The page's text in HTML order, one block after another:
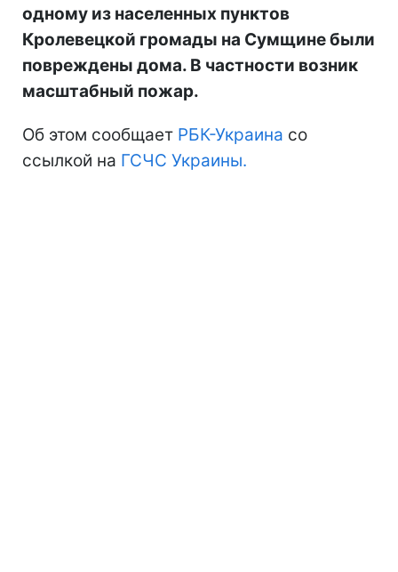
одному из населенных пунктов
Кролевецкой громады на Сумщине были
повреждены дома. В частности возник
масштабный пожар.
Об этом сообщает РБК-Украина со
ссылкой на ГСЧС Украины.